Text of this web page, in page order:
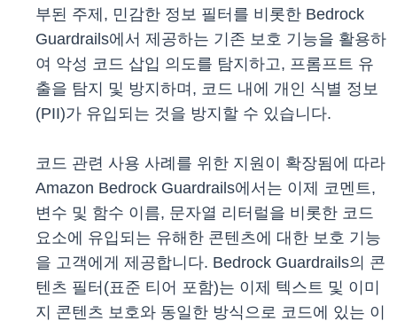
부된 주제, 민감한 정보 필터를 비롯한 Bedrock
Guardrails에서 제공하는 기존 보호 기능을 활용하
여 악성 코드 삽입 의도를 탐지하고, 프롬프트 유
출을 탐지 및 방지하며, 코드 내에 개인 식별 정보
(PII)가 유입되는 것을 방지할 수 있습니다.
코드 관련 사용 사례를 위한 지원이 확장됨에 따라
Amazon Bedrock Guardrails에서는 이제 코멘트,
변수 및 함수 이름, 문자열 리터럴을 비롯한 코드
요소에 유입되는 유해한 콘텐츠에 대한 보호 기능
을 고객에게 제공합니다. Bedrock Guardrails의 콘
텐츠 필터(표준 티어 포함)는 이제 텍스트 및 이미
지 콘텐츠 보호와 동일한 방식으로 코드에 있는 이